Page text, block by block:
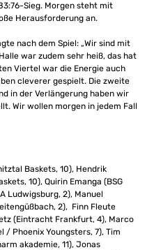
Sieg. Morgen steht mit
Herausforderung an.
nach dem Spiel: „Wir sind mit
war zudem sehr heiß, das hat
Viertel war die Energie auch
cleverer gespielt. Die zweite
in der Verlängerung haben wir
Wir wollen morgen in jedem Fall
Baskets, 10), Hendrik
10), Quirin Emanga (BSG
Ludwigsburg, 2), Manuel
2), Finn Fleute
(Eintracht Frankfurt, 4), Marco
/ Phoenix Youngsters, 7), Tim
akademie, 11), Jonas